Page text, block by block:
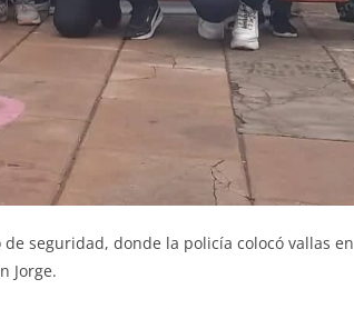
seguridad, donde la policía colocó vallas en
Jorge.